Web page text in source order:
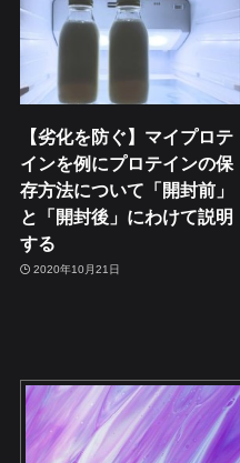
【劣化を防ぐ】マイプロテ
インを例にプロテインの保
存方法について「開封前」
と「開封後」にわけて説明
する
2020年10月21日